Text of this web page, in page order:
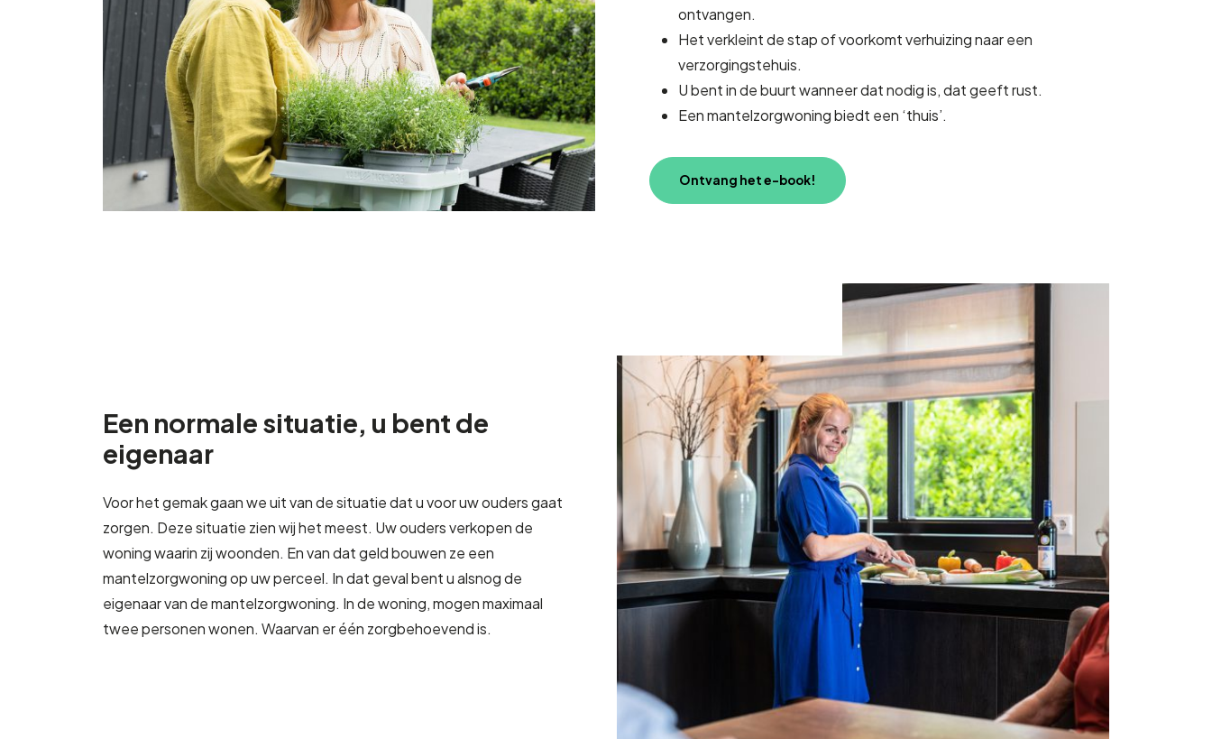
ontvangen.
Het verkleint de stap of voorkomt verhuizing naar een
verzorgingstehuis.
U bent in de buurt wanneer dat nodig is, dat geeft rust.
Een mantelzorgwoning biedt een ‘thuis’.
Ontvang het e-book!
Een normale situatie, u bent de
eigenaar
Voor het gemak gaan we uit van de situatie dat u voor uw ouders gaat
zorgen. Deze situatie zien wij het meest. Uw ouders verkopen de
woning waarin zij woonden. En van dat geld bouwen ze een
mantelzorgwoning op uw perceel. In dat geval bent u alsnog de
eigenaar van de mantelzorgwoning. In de woning, mogen maximaal
twee personen wonen. Waarvan er één zorgbehoevend is.